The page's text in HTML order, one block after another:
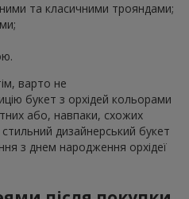
та класичними трояндами;
варто не
букет з орхідей кольорами
або, навпаки, схожих
стильний дизайнерський букет
з днем народження орхідеї